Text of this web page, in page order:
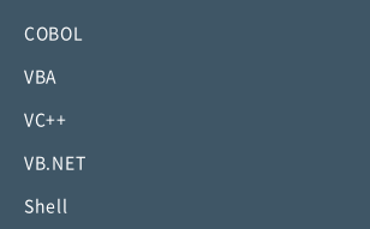
COBOL
VBA
VC++
VB.NET
Shell